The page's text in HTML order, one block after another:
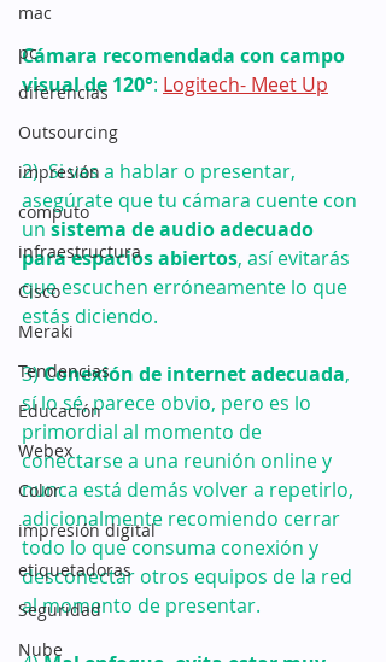
mac
pc
diferencias
Outsourcing
impresión
computo
infraestructura
Cisco
Meraki
Tendencias
Educación
Webex
Color
impresión digital
etiquetadoras
Seguridad
Nube
Cámara recomendada con campo
visual de 120°: Logitech- Meet Up
2)  Si vas a hablar o presentar,
asegúrate que tu cámara cuente con
un sistema de audio adecuado
para espacios abiertos, así evitarás
que escuchen erróneamente lo que
estás diciendo.
3) Conexión de internet adecuada,
sí lo sé, parece obvio, pero es lo
primordial al momento de
conectarse a una reunión online y
nunca está demás volver a repetirlo,
adicionalmente recomiendo cerrar
todo lo que consuma conexión y
desconectar otros equipos de la red
al momento de presentar.